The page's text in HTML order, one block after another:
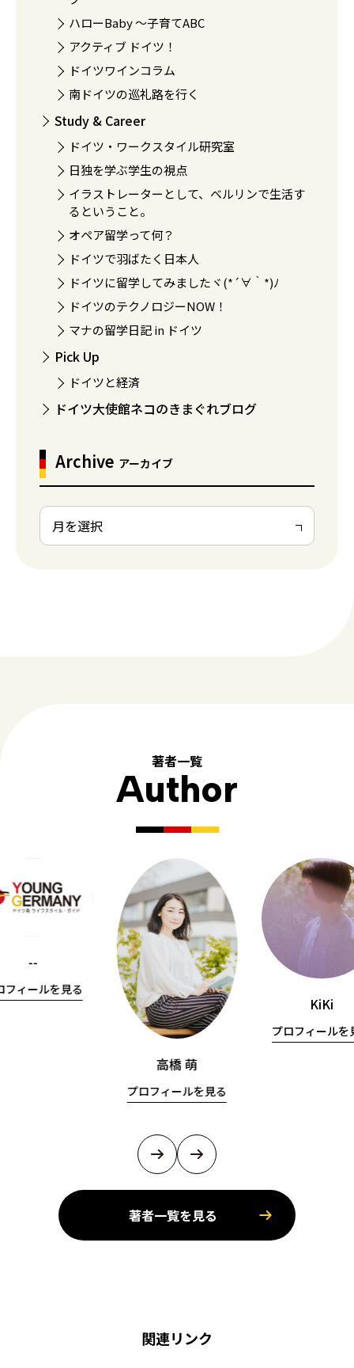
ハローBaby 〜子育てABC
アクティブ ドイツ！
ドイツワインコラム
南ドイツの巡礼路を行く
Study & Career
ドイツ・ワークスタイル研究室
日独を学ぶ学生の視点
イラストレーターとして、ベルリンで生活す
るということ。
オペア留学って何？
ドイツで羽ばたく日本人
ドイツに留学してみましたヾ(*´∀｀*)ﾉ
ドイツのテクノロジーNOW！
マナの留学日記 in ドイツ
Pick Up
ドイツと経済
ドイツ大使館ネコのきまぐれブログ
Archive アーカイブ
著者一覧
Author
--
フィールを見る
高橋 萌
プロフィールを見る
KiKi
プロフィールを
著者一覧を見る
関連リンク